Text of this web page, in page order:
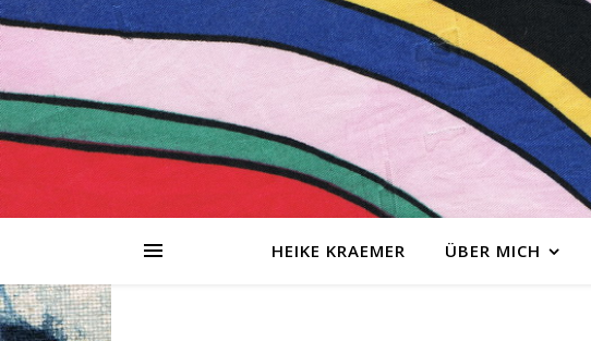
HEIKE KRAEMER ÜBER MICH